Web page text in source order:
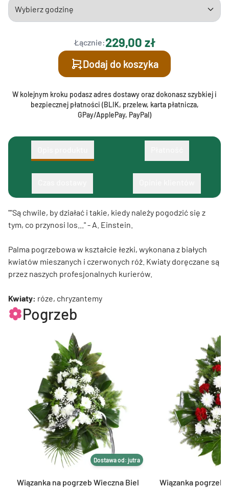
Łącznie:229,00 zł
Dodaj do koszyka
W kolejnym kroku podasz adres dostawy oraz dokonasz szybkiej i
bezpiecznej płatności (BLIK, przelew, karta płatnicza,
GPay/ApplePay, PayPal)
""Są chwile, by działać i takie, kiedy należy pogodzić się z
tym, co przynosi los..." - A. Einstein.
Palma pogrzebowa w kształcie łezki, wykonana z białych
kwiatów mieszanych i czerwonych róż. Kwiaty doręczane są
przez naszych profesjonalnych kurierów.
Kwiaty: róze, chryzantemy
Pogrzeb
Dostawa od: jutra
Wiązanka na pogrzeb Wieczna Biel
Wiązanka